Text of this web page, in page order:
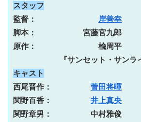
スタッフ
監督： 岸善幸
脚本：　　　　　　宮藤官九郎
原作：　　　　　　　　楡周平
『サンセット・サンラ
キャスト
西尾晋作： 菅田将暉
関野百香： 井上真央
関野章男：　　　　　中村雅俊